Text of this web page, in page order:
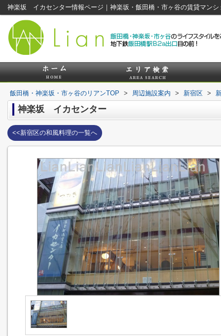
神楽坂 イカセンター情報ページ｜神楽坂・飯田橋・市ヶ谷の賃貸マンシ
飯田橋・神楽坂・市ヶ谷のリアンTOP > 周辺施設案内 > 新宿区 >
神楽坂 イカセンター
<<新宿区の和風料理の一覧へ